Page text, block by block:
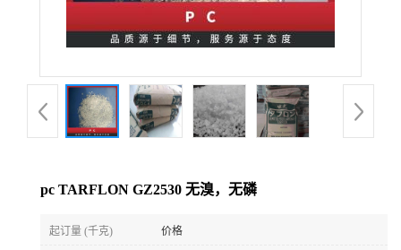
品
展
pc TARFLON GZ2530 无溴，无磷
起订量 (千克) 价格